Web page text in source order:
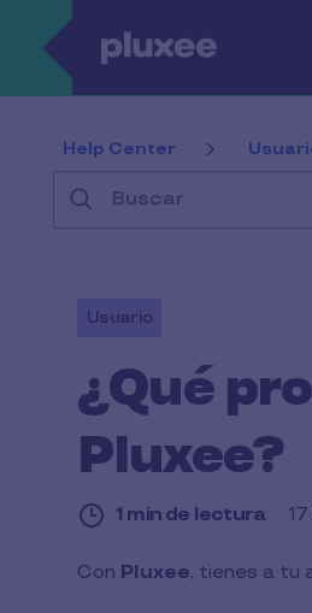
Pasar al contenido principal
Help Center
Usuario
¿Qué
Pluxee?
1 min de lectura
1
Con Pluxee, tienes a tu